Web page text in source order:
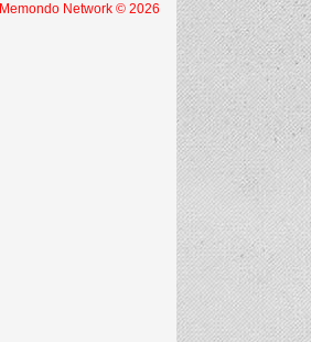
Memondo Network © 2026